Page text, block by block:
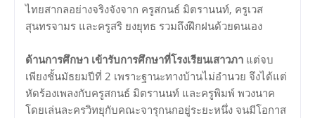
ไทยสากลอย่างจริงจังจาก ครูสกนธ์ มิตรานนท์, ครูเวส
สุนทรจามร และครูสริ ยงยุทธ รวมถึงฝึกฝนด้วยตนเอง
ด้านการศึกษา เข้ารับการศึกษาที่โรงเรียนเสาวภา แต่จบ
เพียงชั้นมัธยมปีที่ 2 เพราะฐานะทางบ้านไม่อำนวย จึงได้แต่
หัดร้องเพลงกับครูสกนธ์ มิตรานนท์ และครูพิมพ์ พวงนาค
โดยเล่นละครวิทยุกับคณะจารุกนกอยู่ระยะหนึ่ง จนมีโอกาส